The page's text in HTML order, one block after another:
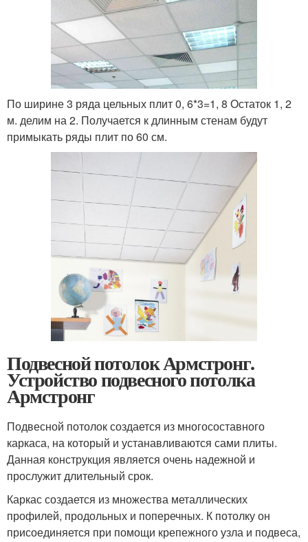
По ширине 3 ряда цельных плит 0, 6*3=1, 8 Остаток 1, 2
м. делим на 2. Получается к длинным стенам будут
примыкать ряды плит по 60 см.
Подвесной потолок Армстронг.
Устройство подвесного потолка
Армстронг
Подвесной потолок создается из многосоставного
каркаса, на который и устанавливаются сами плиты.
Данная конструкция является очень надежной и
прослужит длительный срок.
Каркас создается из множества металлических
профилей, продольных и поперечных. К потолку он
присоединяется при помощи крепежного узла и подвеса,